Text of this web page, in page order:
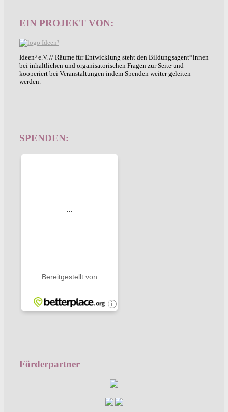
EIN PROJEKT VON:
Ideen³ e.V. // Räume für Entwicklung steht den Bildungsagent*innen
bei inhaltlichen und organisatorischen Fragen zur Seite und
kooperiert bei Veranstaltungen indem Spenden weiter geleiten
werden.
SPENDEN:
Förderpartner